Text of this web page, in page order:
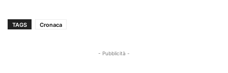
TAGS Cronaca
- Pubblicità -